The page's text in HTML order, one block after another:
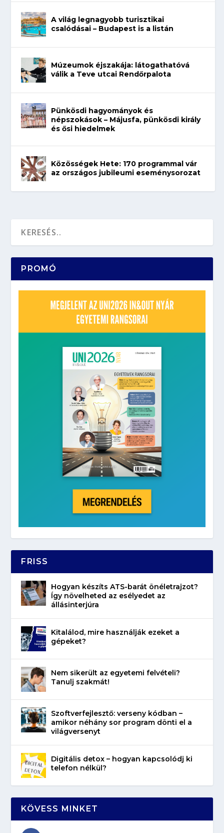
A világ legnagyobb turisztikai
csalódásai – Budapest is a listán
Múzeumok éjszakája: látogathatóvá
válik a Teve utcai Rendőrpalota
Pünkösdi hagyományok és
népszokások – Májusfa, pünkösdi király
és ősi hiedelmek
Közösségek Hete: 170 programmal vár
az országos jubileumi eseménysorozat
PROMÓ
FRISS
Hogyan készíts ATS-barát önéletrajzot?
Így növelheted az esélyedet az
állásinterjúra
Kitalálod, mire használják ezeket a
gépeket?
Nem sikerült az egyetemi felvételi?
Tanulj szakmát!
Szoftverfejlesztő: verseny kódban –
amikor néhány sor program dönti el a
világversenyt
Digitális detox – hogyan kapcsolódj ki
telefon nélkül?
KÖVESS MINKET